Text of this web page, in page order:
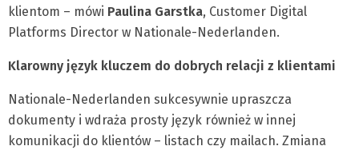
klientom – mówi Paulina Garstka, Customer Digital
Platforms Director w Nationale-Nederlanden.
Klarowny język kluczem do dobrych relacji z klientami
Nationale-Nederlanden sukcesywnie upraszcza
dokumenty i wdraża prosty język również w innej
komunikacji do klientów – listach czy mailach. Zmiana